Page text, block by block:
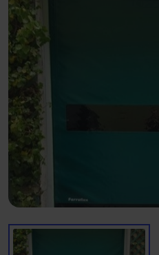
Prescripción
Proyectos
Blog
Sobre nosotros
ES
900827700
manusa@manusa.com
Descargas
Contacto